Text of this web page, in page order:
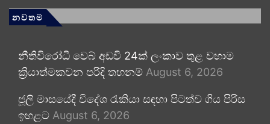
නවතම
නීතිවිරෝධී වෙබ් අඩවි 24ක් ලංකාව තුළ වහාම
ක්‍රියාත්මකවන පරිදි තහනම් August 6, 2026
ජූලි මාසයේදී විදේශ රැකියා සඳහා පිටත්ව ගිය පිරිස
ඉහළට August 6, 2026